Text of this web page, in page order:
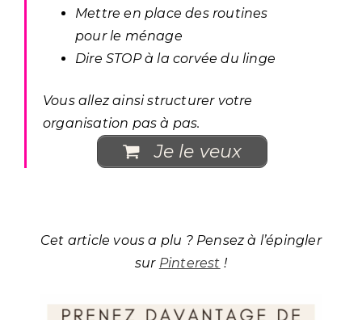
Mettre en place des routines
pour le ménage
Dire STOP à la corvée du linge
Vous allez ainsi structurer votre
organisation pas à pas.
Je le veux
Cet article vous a plu ? Pensez à l’épingler
sur Pinterest !